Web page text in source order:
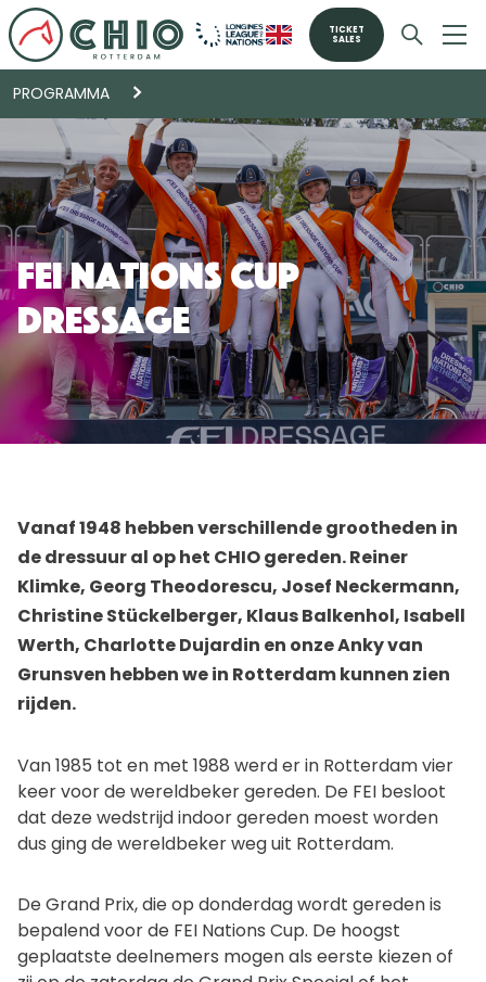
TICKET
SALES
PROGRAMMA
FEI Nations Cup
Dressage
Vanaf 1948 hebben verschillende grootheden in
de dressuur al op het CHIO gereden. Reiner
Klimke, Georg Theodorescu, Josef Neckermann,
Christine Stückelberger, Klaus Balkenhol, Isabell
Werth, Charlotte Dujardin en onze Anky van
Grunsven hebben we in Rotterdam kunnen zien
rijden.
Van 1985 tot en met 1988 werd er in Rotterdam vier
keer voor de wereldbeker gereden. De FEI besloot
dat deze wedstrijd indoor gereden moest worden
dus ging de wereldbeker weg uit Rotterdam.
De Grand Prix, die op donderdag wordt gereden is
bepalend voor de FEI Nations Cup. De hoogst
geplaatste deelnemers mogen als eerste kiezen of